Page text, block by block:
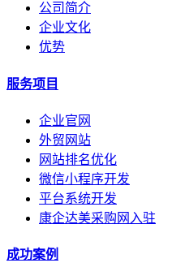
公司简介
企业文化
优势
服务项目
企业官网
外贸网站
网站排名优化
微信小程序开发
平台系统开发
康企达美采购网入驻
成功案例